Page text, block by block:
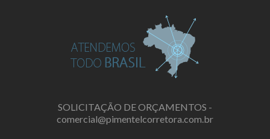
SOLICITAÇÃO DE ORÇAMENTOS -
comercial@pimentelcorretora.com.br